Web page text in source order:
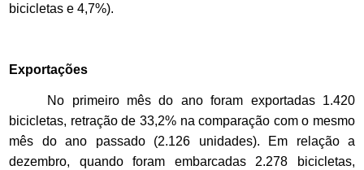
bicicletas e 4,7%).
Exportações
No primeiro mês do ano foram exportadas 1.420
bicicletas, retração de 33,2% na comparação com o mesmo
mês do ano passado (2.126 unidades). Em relação a
dezembro, quando foram embarcadas 2.278 bicicletas,